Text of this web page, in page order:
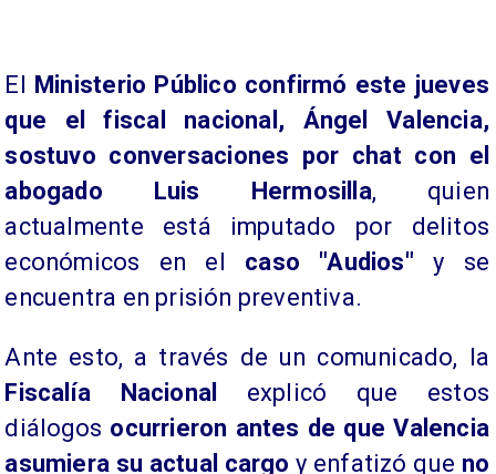
El Ministerio Público confirmó este jueves
que el fiscal nacional, Ángel Valencia,
sostuvo conversaciones por chat con el
abogado Luis Hermosilla, quien
actualmente está imputado por delitos
económicos en el caso "Audios" y se
encuentra en prisión preventiva.
Ante esto, a través de un comunicado, la
Fiscalía Nacional explicó que estos
diálogos ocurrieron antes de que Valencia
asumiera su actual cargoy enfatizó que no